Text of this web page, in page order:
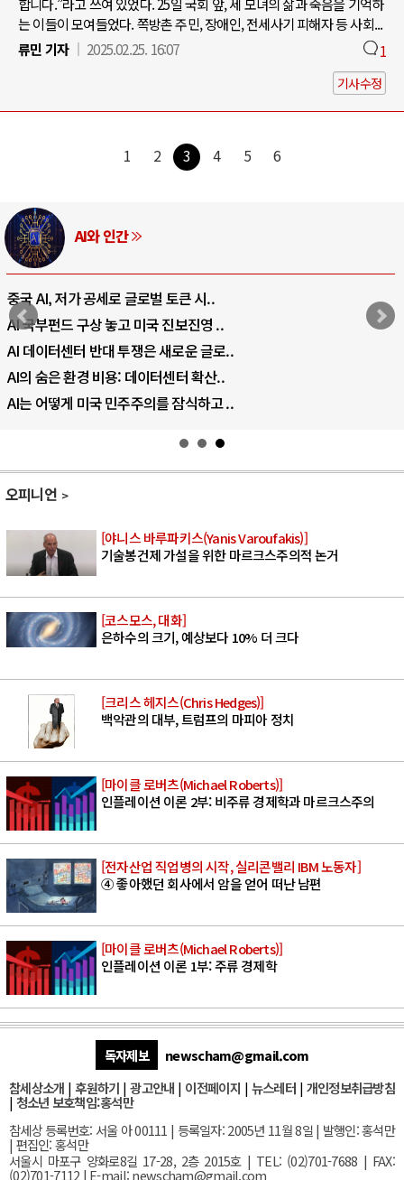
는 이들이 모여들었다. 쪽방촌 주민, 장애인, 전세사기 피해자 등 사회...
류민 기자
2025.02.25. 16:07 1
기사수정
1 2 3 4 5 6
AI와 인간
중국 AI, 저가 공세로 글로벌 토큰 시..
AI 국부펀드 구상 놓고 미국 진보진영 ..
AI 데이터센터 반대 투쟁은 새로운 글로..
AI의 숨은 환경 비용: 데이터센터 확산..
AI는 어떻게 미국 민주주의를 잠식하고 ..
오피니언
[야니스 바루파키스(Yanis Varoufakis)]
기술봉건제 가설을 위한 마르크스주의적 논거
[코스모스, 대화]
은하수의 크기, 예상보다 10% 더 크다
[크리스 헤지스(Chris Hedges)]
백악관의 대부, 트럼프의 마피아 정치
[마이클 로버츠(Michael Roberts)]
인플레이션 이론 2부: 비주류 경제학과 마르크스주의
[전자산업 직업병의 시작, 실리콘밸리 IBM 노동자]
④ 좋아했던 회사에서 암을 얻어 떠난 남편
[마이클 로버츠(Michael Roberts)]
인플레이션 이론 1부: 주류 경제학
독자제보
newscham@gmail.com
참세상소개 | 후원하기 |광고안내 | 이전페이지 | 뉴스레터| 개인정보취급방침
| 청소년 보호책임:홍석만
참세상 등록번호: 서울 아 00111 | 등록일자: 2005년 11월 8일 | 발행인: 홍석만
| 편집인: 홍석만
서울시 마포구 양화로8길 17-28, 2층 2015호| TEL: (02)701-7688 | FAX:
(02)701-7112 | E-mail:newscham@gmail.com